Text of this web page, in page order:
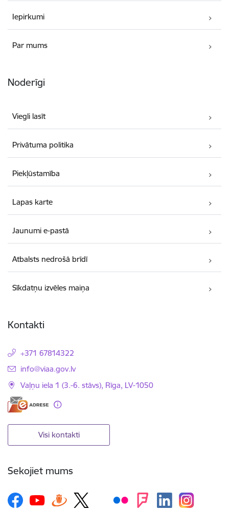
Iepirkumi
Par mums
Noderīgi
Viegli lasīt
Privātuma politika
Piekļūstamība
Lapas karte
Jaunumi e-pastā
Atbalsts nedrošā brīdī
Sīkdatņu izvēles maiņa
Kontakti
+371 67814322
E-pasts:
info@viaa.gov.lv
Vaļņu iela 1 (3.-6. stāvs), Rīga, LV-1050
Visi kontakti
Sekojiet mums